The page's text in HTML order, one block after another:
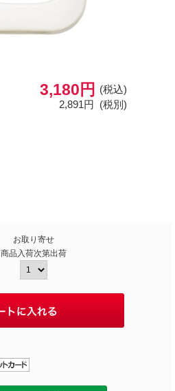
3,180円
(税込)
2,891円 (税別)
お取り寄せ
商品入荷次第出荷